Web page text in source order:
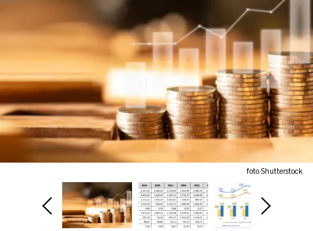
foto Shutterstock